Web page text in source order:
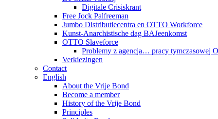
Digitale Crisiskrant
Free Jock Palfreeman
Jumbo Distributiecentra en OTTO Workforce
Kunst-Anarchistische dag BAJeenkomst
OTTO Slaveforce
Problemy z agencja… pracy tymczasowej
Verkiezingen
Contact
English
About the Vrije Bond
Become a member
History of the Vrije Bond
Principles